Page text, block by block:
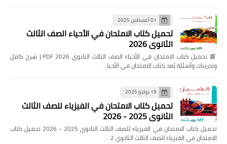
01 أغسطس 2025
تحميل كتاب الامتحان في الأحياء الصف الثالث
الثانوي 2026
📘 تحميل كتاب الامتحان في الأحياء الصف الثالث الثانوي 2026 PDF | شرح كامل
وتدريبات وأسئلة يُعد كتاب الامتحان في الأحيا…
19 يوليو 2025
تحميل كتاب الامتحان في الفيزياء للصف الثالث
الثانوي 2025 - 2026
تحميل كتاب الامتحان في الفيزياء للصف الثالث الثانوي 2025 - 2026 تحميل كتاب
الامتحان في الفيزياء للصف الثالث الثانوي 2…